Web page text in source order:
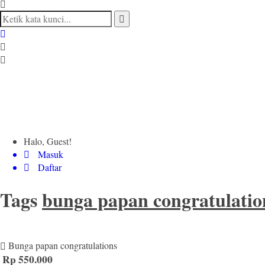
Halo, Guest!
Masuk
Daftar
Tagsbunga papan
Bunga papan congratulations
Rp 550.000